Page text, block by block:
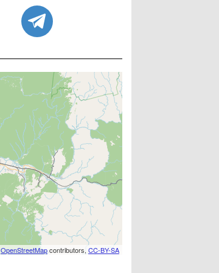
OpenStreetMapcontributors, CC-BY-SA